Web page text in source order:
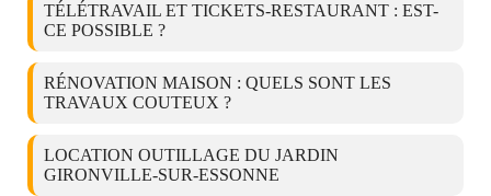
TÉLÉTRAVAIL ET TICKETS-RESTAURANT : EST-
CE POSSIBLE ?
RÉNOVATION MAISON : QUELS SONT LES
TRAVAUX COUTEUX ?
LOCATION OUTILLAGE DU JARDIN
GIRONVILLE-SUR-ESSONNE